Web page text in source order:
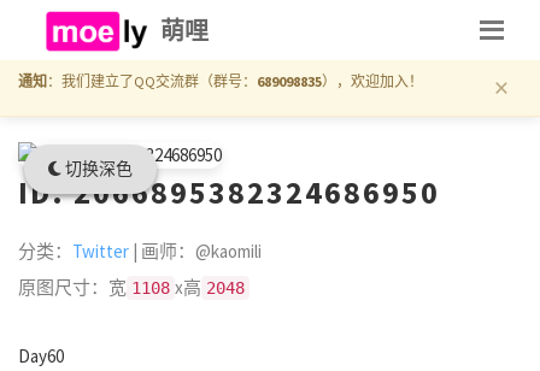
切换深色
萌哩
通知 ：我们建立了QQ交流群（群号： 689098835），欢迎加入！ ×
ID: 2066895382324686950
分类： Twitter | 画师：@kaomili
原图尺寸：宽 1108 x高 2048
Day60